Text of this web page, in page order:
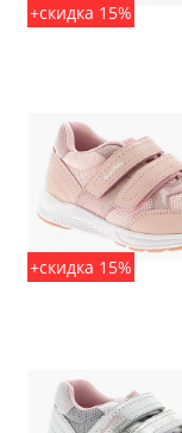
+скидка 15%
+скидка 15%